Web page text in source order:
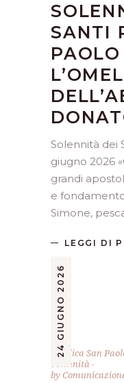
SANTI
Solennità dei
giugno 2026
grandi
e
Simone,
LEGGI DI
24 GIUGNO 2026
Basilica San
Solennità
by